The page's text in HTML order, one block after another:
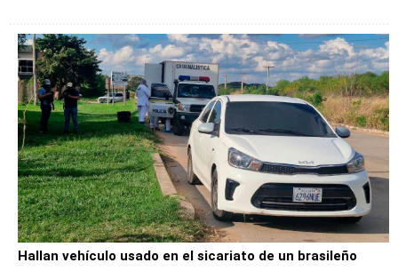
Hallan vehículo usado en el sicariato de un brasileño